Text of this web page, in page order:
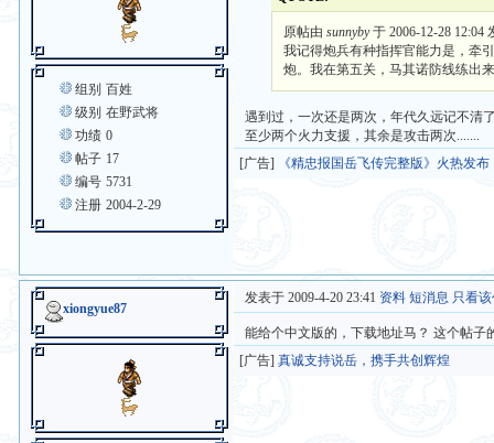
组别 百姓
级别 在野武将
功绩 0
帖子 17
编号 5731
注册 2004-2-29
原帖由sunnyby于 2006-12-28 12:04
我记得炮兵有种指挥官能力是，牵
炮。我在第五关，马其诺防线练出
遇到过，一次还是两次，年代久远记不清
至少两个火力支援，其余是攻击两次.......
[广告]
《精忠报国岳飞传完整版》火热发布
xiongyue87
发表于 2009-4-20 23:41 资料 短消息 只看
能给个中文版的，下载地址马？ 这个帖子
[广告]真诚支持说岳，携手共创辉煌